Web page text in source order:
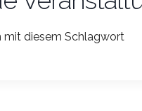
mit diesem Schlagwort